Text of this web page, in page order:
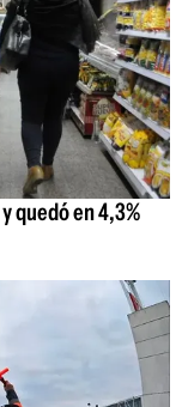
quedó en 4,3%